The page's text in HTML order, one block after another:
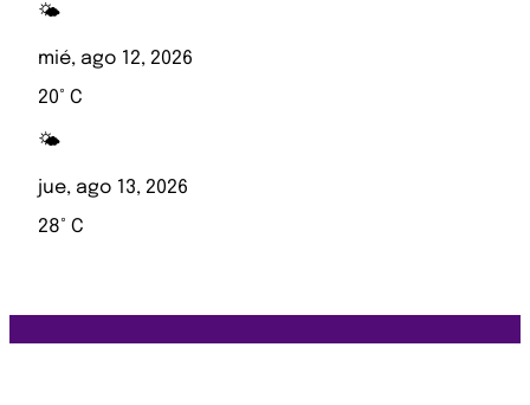
🌤️
mié, ago 12, 2026
20° C
🌤️
jue, ago 13, 2026
28° C